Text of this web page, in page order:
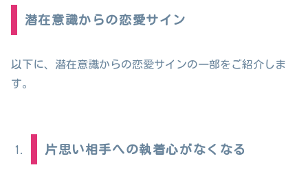
潜在意識からの恋愛サイン
以下に、潜在意識からの恋愛サインの一部をご紹介しま
す。
片思い相手への執着心がなくなる